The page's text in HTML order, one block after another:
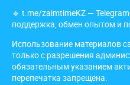
🔹 t.me/zaimtimeKZ —
поддержка, обмен опытом и
Использование материалов
только с разрешения
обязательным указанием
перепечатка запрещена.